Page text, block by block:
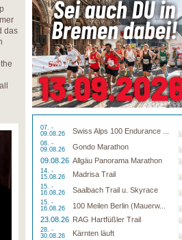
das
07. -
09.08.26
Swiss Alps 100 Endurance ...
08. -
09.08.26
Gondo Marathon
09.08.26 Allgäu Panorama Marathon
14. -
15.08.26
Madrisa Trail
15. -
16.08.26
Saalbach Trail u. Skyrace
15. -
16.08.26
100 Meilen Berlin (Mauerw...
23.08.26 RAG Hartfüßler Trail
28. -
30.08.26
Kärnten läuft